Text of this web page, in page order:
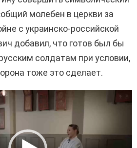
молебен в церкви за
с украинско-российской
добавил, что готов был бы
солдатам при условии,
тоже это сделает.